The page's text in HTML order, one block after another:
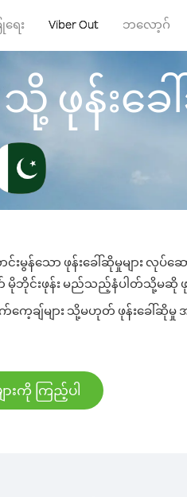
ေး Viber Out ဘလော့ဂ်
ဖုန်းခေ
မွန်သော ဖုန်းခေါ်ဆိုမှုများ လုပ်ဆ
မိုဘိုင်းဖုန်း မည်သည့်နံပါတ်သို့မဆို ဖု
ကေ့ချ်များ သို့မဟုတ် ဖုန်းခေါ်
းကို ကြည့်ပါ